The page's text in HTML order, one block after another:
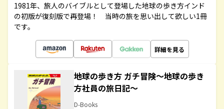
1981年、旅人のバイブルとして登場した地球の歩き方インド
の初版が復刻版で再登場！ 当時の旅を思い出して欲しい1冊
です。
詳細を見る
地球の歩き方 ガチ冒険～地球の歩き
方社員の旅日記～
D-Books